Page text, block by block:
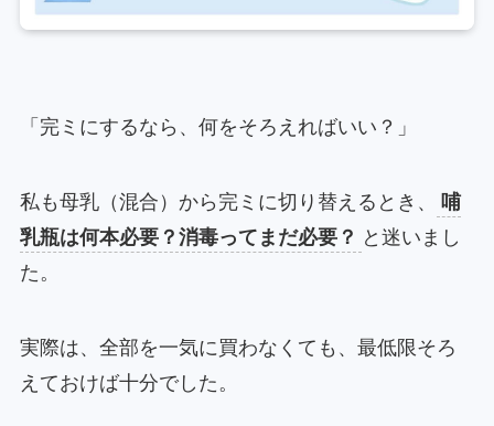
「完ミにするなら、何をそろえればいい？」
私も母乳（混合）から完ミに切り替えるとき、
哺
乳瓶は何本必要？消毒ってまだ必要？ と迷いまし
た。
実際は、全部を一気に買わなくても、最低限そろ
えておけば十分でした。